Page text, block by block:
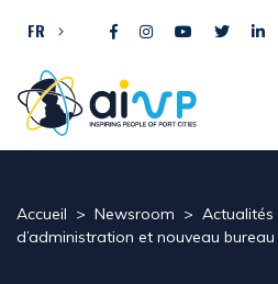
FR
Accueil > Newsroom > Actualités
d’administration et nouveau bureau